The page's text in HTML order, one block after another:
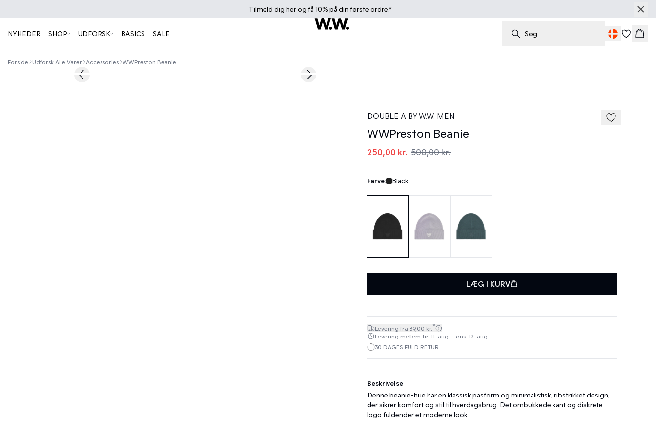
Tilmeld dig herog få 10% på din første ordre.*
NYHEDER SHOP UDFORSK BASICS SALE Søg Kurv
Forside Udforsk Alle Varer Accessories WWPreston Beanie
50%Previous slide Next slide
DOUBLE A BY W.W. MEN
WWPreston Beanie
250,00 kr. 500,00 kr.
Farve: Black
LÆG I KURV
Levering fra 39,00 kr.*
Levering mellem tir. 11. aug. - ons. 12. aug.
30 DAGES FULD RETUR
Beskrivelse
Denne beanie-hue har en klassisk pasform og minimalistisk, ribstrikket design,
der sikrer komfort og stil til hverdagsbrug. Det ombukkede kant og diskrete
logo fuldender et moderne look.